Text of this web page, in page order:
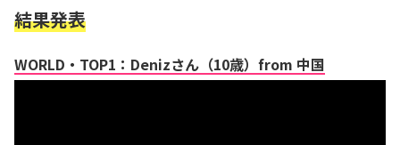
結果発表
WORLD・TOP1：Denizさん（10歳）from 中国